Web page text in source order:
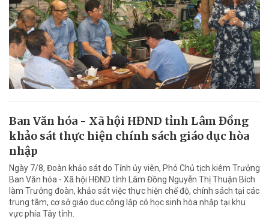
Ban Văn hóa - Xã hội HĐND tỉnh Lâm Đồng
khảo sát thực hiện chính sách giáo dục hòa
nhập
Ngày 7/8, Đoàn khảo sát do Tỉnh ủy viên, Phó Chủ tịch kiêm Trưởng
Ban Văn hóa - Xã hội HĐND tỉnh Lâm Đồng Nguyễn Thị Thuận Bích
làm Trưởng đoàn, khảo sát việc thực hiện chế độ, chính sách tại các
trung tâm, cơ sở giáo dục công lập có học sinh hòa nhập tại khu
vực phía Tây tỉnh.